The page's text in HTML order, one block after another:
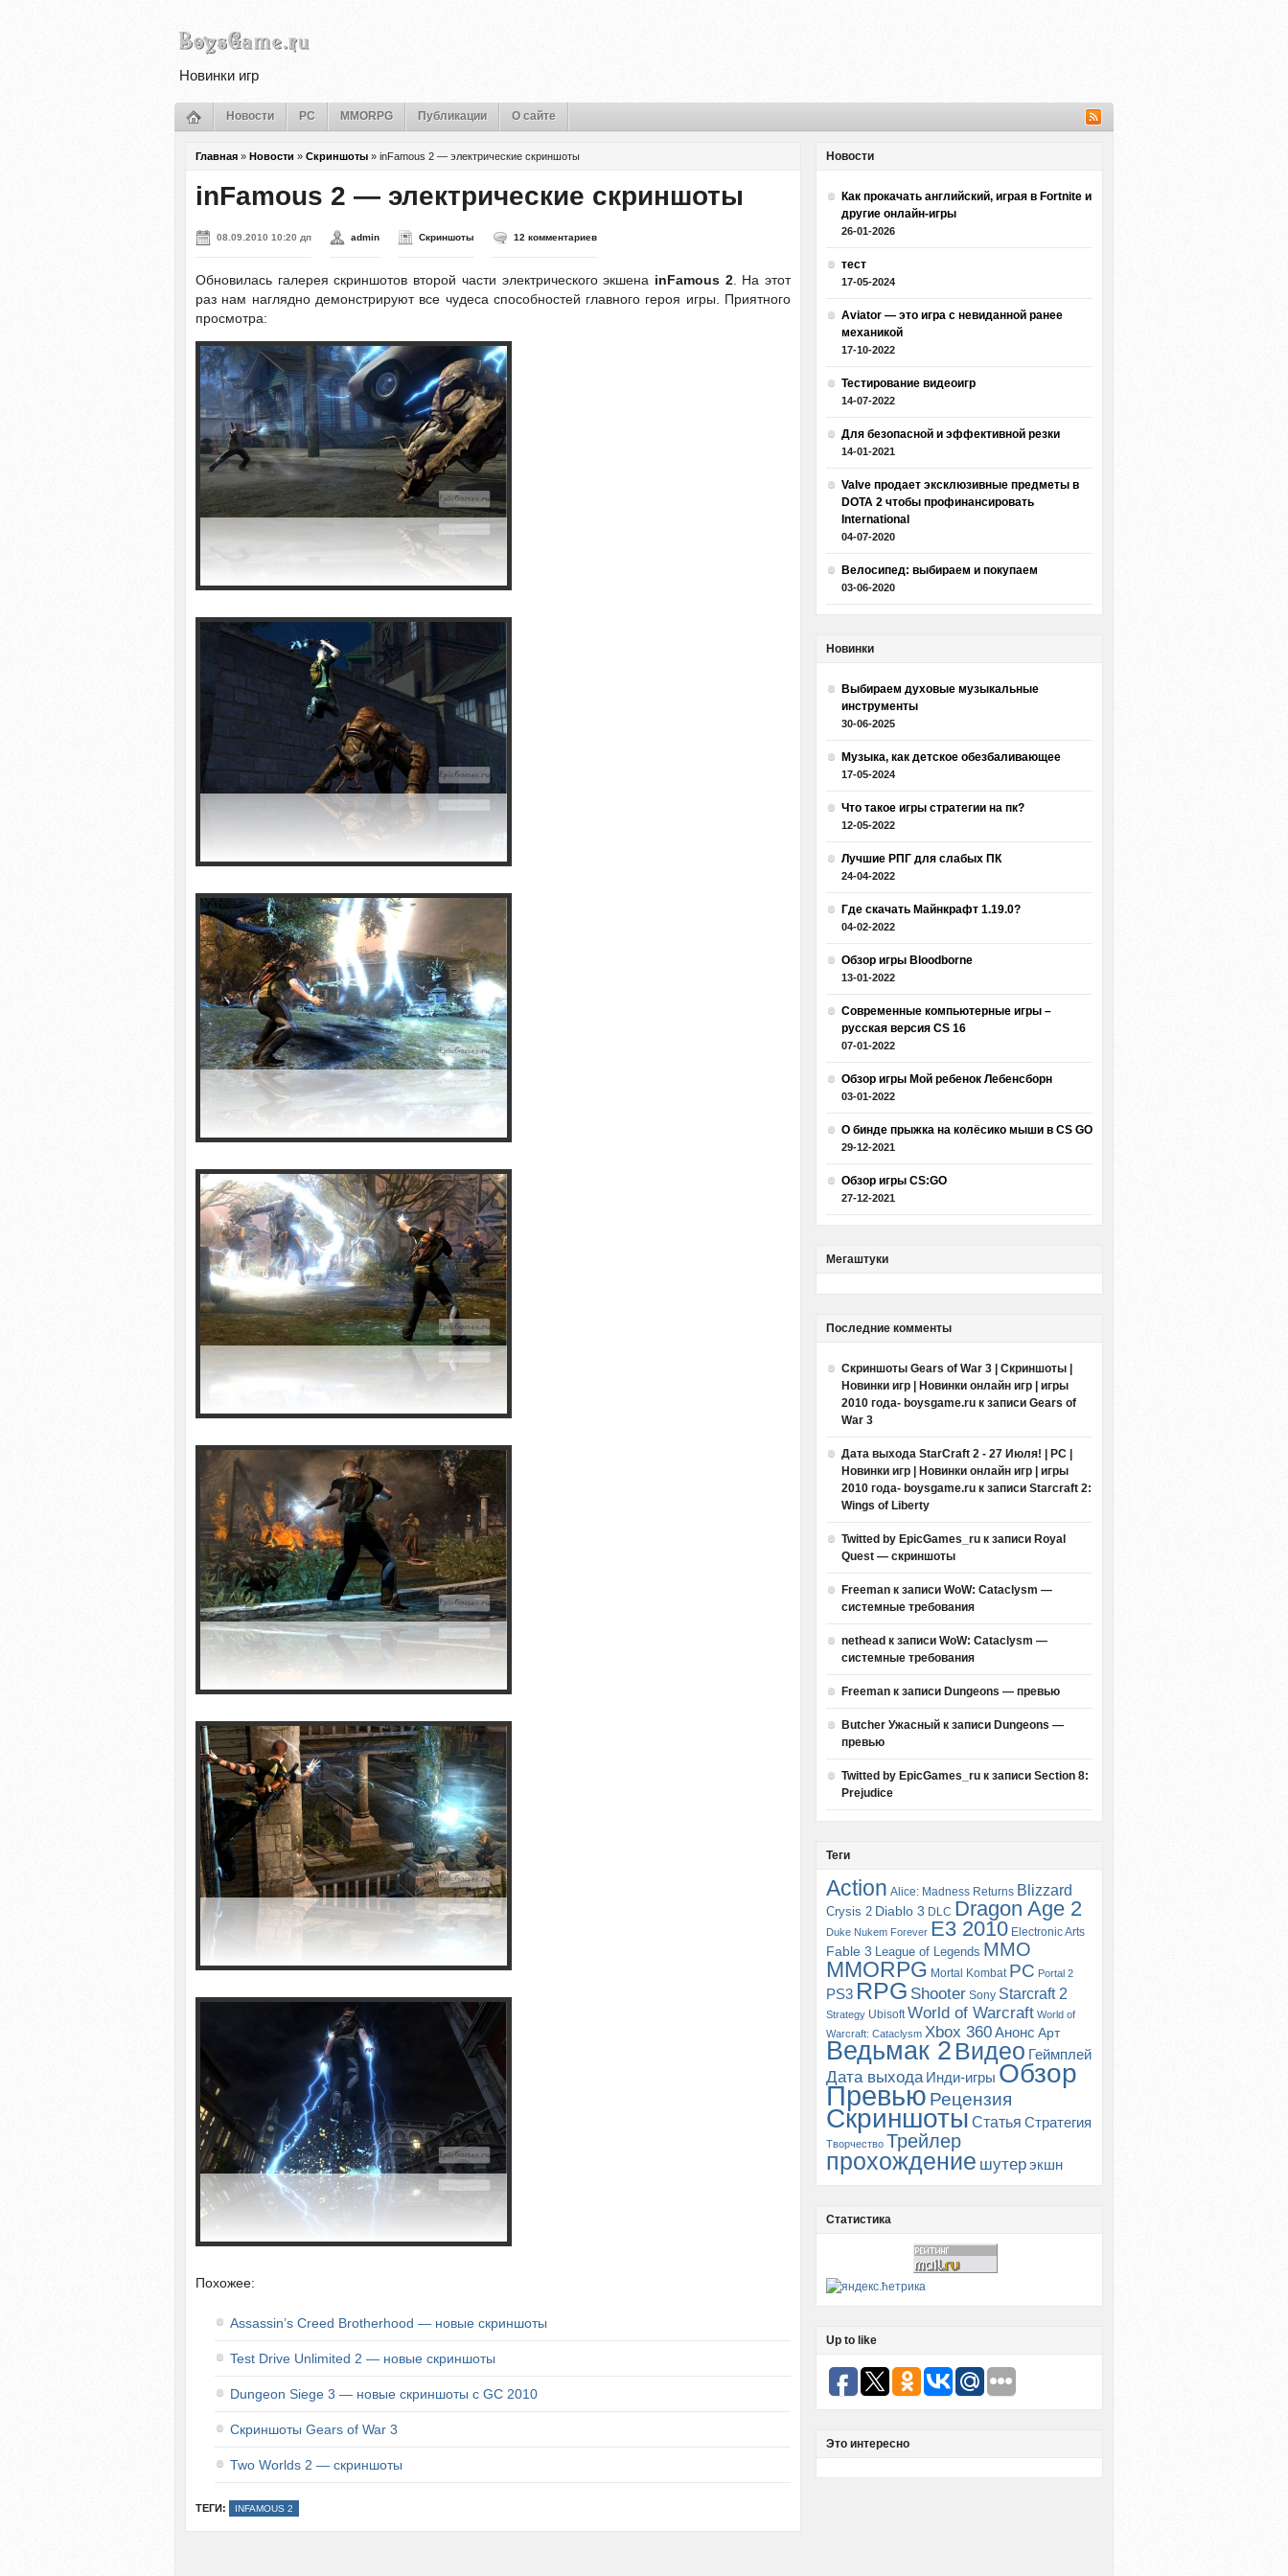
Новинки игр
Новости PC MMORPG Публикации О сайте
Главная » Новости » Скриншоты » inFamous 2 — электрические скриншоты
inFamous 2 — электрические скриншоты
08.09.2010 10:20 дп admin Скриншоты 12 комментариев
Обновилась галерея скриншотов второй части электрического экшена inFamous 2. На этот
раз нам наглядно демонстрируют все чудеса способностей главного героя игры. Приятного
просмотра:
Похожее:
Assassin’s Creed Brotherhood — новые скриншоты
Test Drive Unlimited 2 — новые скриншоты
Dungeon Siege 3 — новые скриншоты с GC 2010
Скриншоты Gears of War 3
Two Worlds 2 — скриншоты
ТЕГИ: INFAMOUS 2
Новости
Как прокачать английский, играя в Fortnite и
другие онлайн-игры
26-01-2026
тест
17-05-2024
Aviator — это игра с невиданной ранее
механикой
17-10-2022
Тестирование видеоигр
14-07-2022
Для безопасной и эффективной резки
14-01-2021
Valve продает эксклюзивные предметы в
DOTA 2 чтобы профинансировать
International
04-07-2020
Велосипед: выбираем и покупаем
03-06-2020
Новинки
Выбираем духовые музыкальные
инструменты
30-06-2025
Музыка, как детское обезбаливающее
17-05-2024
Что такое игры стратегии на пк?
12-05-2022
Лучшие РПГ для слабых ПК
24-04-2022
Где скачать Майнкрафт 1.19.0?
04-02-2022
Обзор игры Bloodborne
13-01-2022
Современные компьютерные игры –
русская версия CS 16
07-01-2022
Обзор игры Мой ребенок Лебенсборн
03-01-2022
О бинде прыжка на колёсико мыши в CS GO
29-12-2021
Обзор игры CS:GO
27-12-2021
Мегаштуки
Последние комменты
Скриншоты Gears of War 3 | Скриншоты |
Новинки игр | Новинки онлайн игр | игры
2010 года- boysgame.ru к записи Gears of
War 3
Дата выхода StarCraft 2 - 27 Июля! | PC |
Новинки игр | Новинки онлайн игр | игры
2010 года- boysgame.ru к записи Starcraft 2:
Wings of Liberty
Twitted by EpicGames_ru к записи Royal
Quest — скриншоты
Freeman к записи WoW: Cataclysm —
системные требования
nethead к записи WoW: Cataclysm —
системные требования
Freeman к записи Dungeons — превью
Butcher Ужасный к записи Dungeons —
превью
Twitted by EpicGames_ru к записи Section 8:
Prejudice
Теги
Action Alice: Madness Returns Blizzard
Crysis 2 Diablo 3 DLC Dragon Age 2
Duke Nukem Forever E3 2010 Electronic Arts
Fable 3 League of Legends MMO
MMORPG Mortal Kombat PC Portal 2
PS3 RPG Shooter Sony Starcraft 2
Strategy Ubisoft World of Warcraft World of
Warcraft: Cataclysm Xbox 360Анонс Арт
Ведьмак 2 Видео Геймплей
Дата выхода Инди-игры Обзор
Превью Рецензия
Скриншоты Статья Стратегия
Творчество Трейлер
прохождение шутерэкшн
Статистика
Up to like
Это интересно